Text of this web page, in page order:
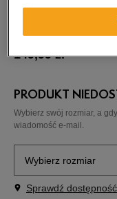
TIMBERLAND
149,99zł
PRODUKT
Wybierz swój rozmiar, a
wiadomość e-mail.
Wybierz rozmiar
Rozmiary EU
Sprawdź